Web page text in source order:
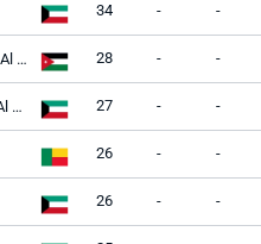
34 - -
Anas Ahmad Mahmoud Hammad Al Awadat 28 - -
Shabaib Abdulaziz Shabaib Turki Al Khaldi 27 - -
26 - -
26 - -